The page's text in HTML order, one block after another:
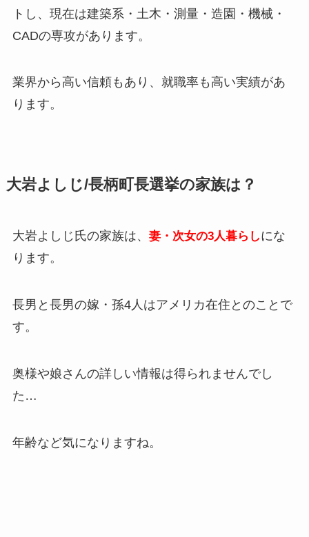
トし、現在は建築系・土木・測量・造園・機械・
CADの専攻があります。
業界から高い信頼もあり、就職率も高い実績があ
ります。
大岩よしじ/長柄町長選挙の家族は？
大岩よしじ氏の家族は、 妻・次女の3人暮らしにな
ります。
長男と長男の嫁・孫4人はアメリカ在住とのことで
す。
奥様や娘さんの詳しい情報は得られませんでし
た…
年齢など気になりますね。